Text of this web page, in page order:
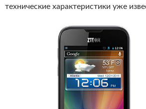
технические характеристики уже